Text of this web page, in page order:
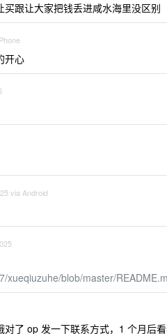
跟让大家把钱丢进咸水海里没区别
开心
via Android
xueqiuzuhe/blob/master/
对了 op 发一下联系方式，1 个月后